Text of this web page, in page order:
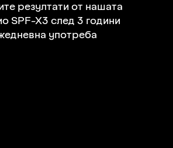
резултати от нашата
SPF-X3 след 3 години
употреба